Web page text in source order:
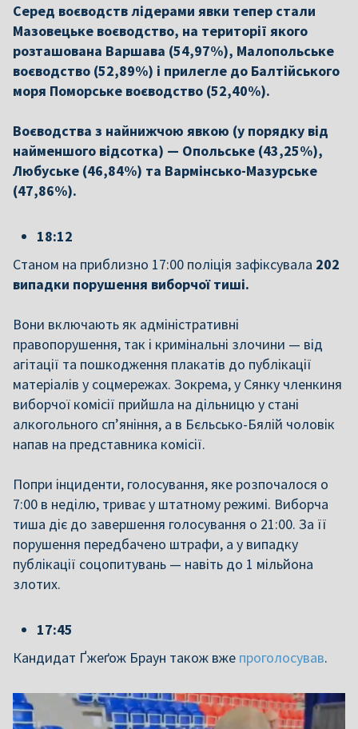
Серед воєводств лідерами явки тепер стали
Мазовецьке воєводство, на території якого
розташована Варшава (54,97%), Малопольське
воєводство (52,89%) і прилегле до Балтійського
моря Поморське воєводство (52,40%).
Воєводства з найнижчою явкою (у порядку від
найменшого відсотка) — Опольське (43,25%),
Любуське (46,84%) та Вармінсько-Мазурське
(47,86%).
18:12
Станом на приблизно 17:00 поліція зафіксувала 202
випадки порушення виборчої тиші.
Вони включають як адміністративні
правопорушення, так і кримінальні злочини — від
агітації та пошкодження плакатів до публікації
матеріалів у соцмережах. Зокрема, у Сянку членкиня
виборчої комісії прийшла на дільницю у стані
алкогольного сп’яніння, а в Бєльсько-Бялій чоловік
напав на представника комісії.
Попри інциденти, голосування, яке розпочалося о
7:00 в неділю, триває у штатному режимі. Виборча
тиша діє до завершення голосування о 21:00. За її
порушення передбачено штрафи, а у випадку
публікації соцопитувань — навіть до 1 мільйона
злотих.
17:45
Кандидат Ґжеґож Браун також вже проголосував.